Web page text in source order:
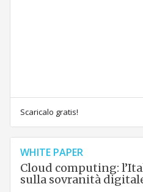
Scaricalo gratis!
WHITE PAPER
Cloud computing:
sulla sovranità